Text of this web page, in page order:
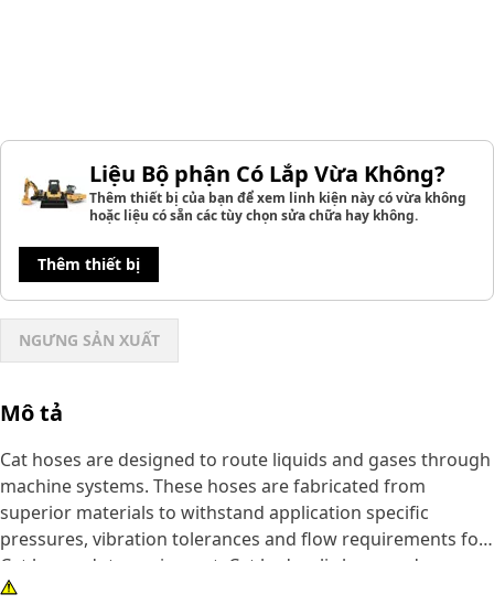
Liệu Bộ phận Có Lắp Vừa Không?
Thêm thiết bị của bạn để xem linh kiện này có vừa không
hoặc liệu có sẵn các tùy chọn sửa chữa hay không.
Thêm thiết bị
NGƯNG SẢN XUẤT
Mô tả
Cat hoses are designed to route liquids and gases through
machine systems. These hoses are fabricated from
superior materials to withstand application specific
pressures, vibration tolerances and flow requirements for
Cat heavy-duty equipment. Cat hydraulic hose and
couplings are subjected to the most rigorous testing